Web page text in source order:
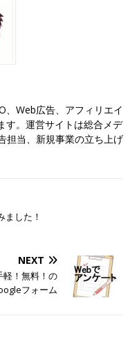
、Web広告、アフィリエイ
す。運営サイトは総合メデ
担当、新規事業の立ち上げ
ました！
NEXT
軽！無料！の
フォーム